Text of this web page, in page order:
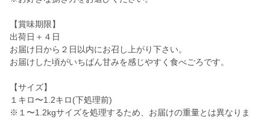
【賞味期限】
出荷日＋４日
お届け日から２日以内にお召し上がり下さい。
お届けした頃がいちばん甘みを感じやすく食べごろです。
【サイズ】
１キロ〜1.2キロ(下処理前)
※１〜1.2kgサイズを処理するため、お届けの重量とは異なりま